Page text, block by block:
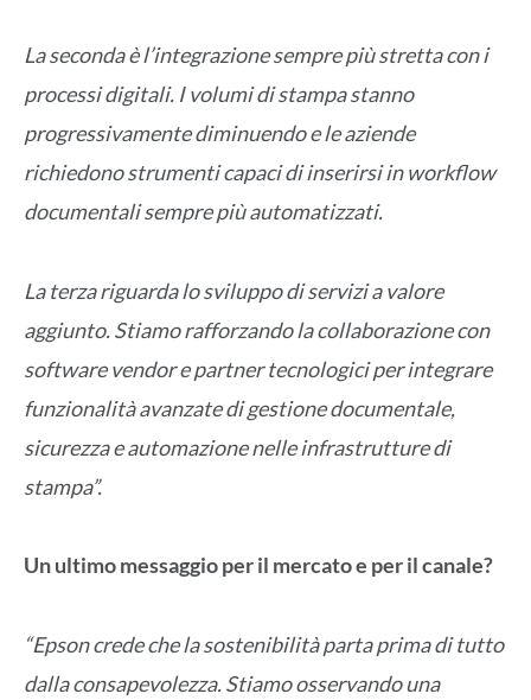
La seconda è l’integrazione sempre più stretta con i
processi digitali. I volumi di stampa stanno
progressivamente diminuendo e le aziende
richiedono strumenti capaci di inserirsi in workflow
documentali sempre più automatizzati.
La terza riguarda lo sviluppo di servizi a valore
aggiunto. Stiamo rafforzando la collaborazione con
software vendor e partner tecnologici per integrare
funzionalità avanzate di gestione documentale,
sicurezza e automazione nelle infrastrutture di
stampa”.
Un ultimo messaggio per il mercato e per il canale?
“Epson crede che la sostenibilità parta prima di tutto
dalla consapevolezza. Stiamo osservando una